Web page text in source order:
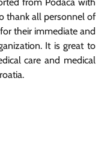
from Podaca with
thank all personnel of
their immediate and
It is great to
care and medical